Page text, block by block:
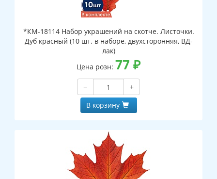
*КМ-18114 Набор украшений на скотче. Листочки.
Дуб красный (10 шт. в наборе, двухсторонняя, ВД-
лак)
Цена розн: 77 ₽
−
+
В корзину